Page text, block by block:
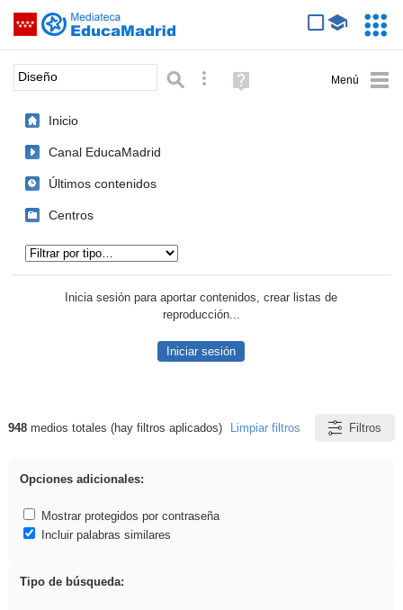
Saltar navegación
Palabra o frase: Búsqueda avanzada
Ayuda
(en
Inicio
Canal EducaMadrid
Últimos contenidos
Centros
Inicia sesión para aportar contenidos, crear listas de
reproducción...
Iniciar sesión
Resultados de: Diseño
948medios totales (hay filtros aplicados) Limpiar filtros Filtros
Opciones adicionales:
Mostrar protegidos por contraseña
Incluir palabras similares
Tipo de búsqueda: